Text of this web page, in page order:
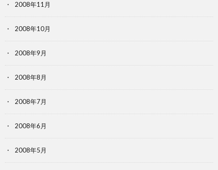
2008年11月
2008年10月
2008年9月
2008年8月
2008年7月
2008年6月
2008年5月